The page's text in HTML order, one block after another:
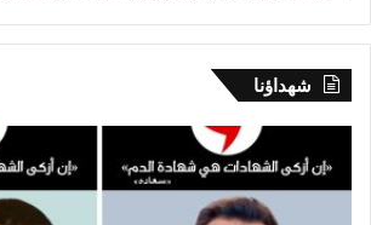
شهداؤنا